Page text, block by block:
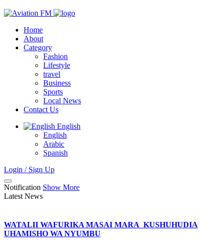
Home
About
Category
Fashion
Lifestyle
travel
Business
Sports
Local News
Contact Us
English
English
Arabic
Spanish
Login / Sign Up
Notification Show More
Latest News
WATALII WAFURIKA MASAI MARA KUSHUHUDIA
UHAMISHO WA NYUMBU